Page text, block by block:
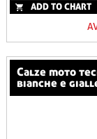
ADD TO CHART
calze moto tecniche sportive invernali nere,
bianche e